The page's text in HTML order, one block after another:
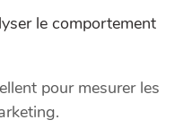
le comportement
pour mesurer les